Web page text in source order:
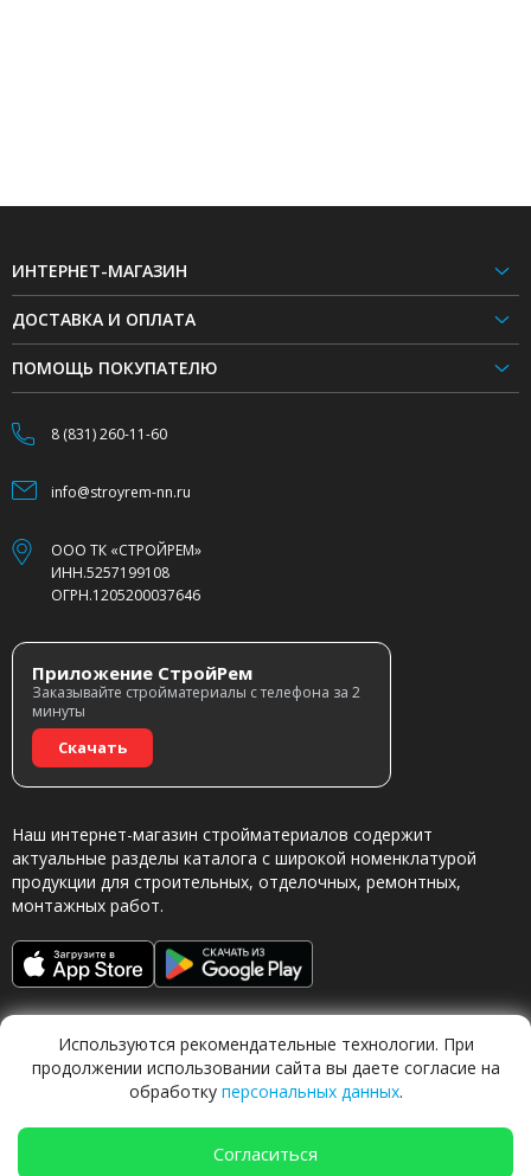
ИНТЕРНЕТ-МАГАЗИН
ДОСТАВКА И ОПЛАТА
ПОМОЩЬ ПОКУПАТЕЛЮ
8 (831) 260-11-60
info@stroyrem-nn.ru
ООО ТК «СТРОЙРЕМ»
ИНН.5257199108
ОГРН.1205200037646
Приложение СтройРем
Заказывайте стройматериалы с телефона за 2
минуты
Скачать
Наш интернет-магазин стройматериалов содержит
актуальные разделы каталога с широкой номенклатурой
продукции для строительных, отделочных, ремонтных,
монтажных работ.
Обращаясь в наш магазин, вы даете согласие на
Используются рекомендательные технологии. При
продолжении использовании сайта вы даете согласие на
обработку персональных данных.
Согласиться